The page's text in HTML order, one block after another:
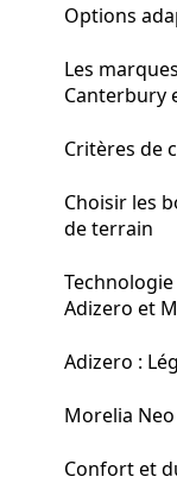
Options
Les
Canterbury
Critères de
Choisir les
de terrain
Adizero et
Adizero :
Morelia
Confort et